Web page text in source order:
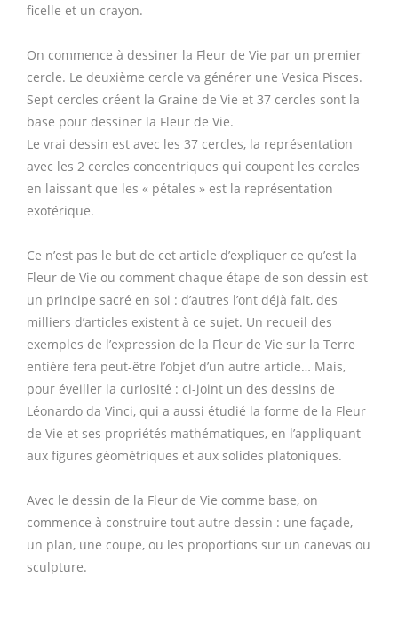
ficelle et un crayon.
On commence à dessiner la Fleur de Vie par un premier
cercle. Le deuxième cercle va générer une Vesica Pisces.
Sept cercles créent la Graine de Vie et 37 cercles sont la
base pour dessiner la Fleur de Vie.
Le vrai dessin est avec les 37 cercles, la représentation
avec les 2 cercles concentriques qui coupent les cercles
en laissant que les « pétales » est la représentation
exotérique.
Ce n’est pas le but de cet article d’expliquer ce qu’est la
Fleur de Vie ou comment chaque étape de son dessin est
un principe sacré en soi : d’autres l’ont déjà fait, des
milliers d’articles existent à ce sujet. Un recueil des
exemples de l’expression de la Fleur de Vie sur la Terre
entière fera peut-être l’objet d’un autre article… Mais,
pour éveiller la curiosité : ci-joint un des dessins de
Léonardo da Vinci, qui a aussi étudié la forme de la Fleur
de Vie et ses propriétés mathématiques, en l’appliquant
aux figures géométriques et aux solides platoniques.
Avec le dessin de la Fleur de Vie comme base, on
commence à construire tout autre dessin : une façade,
un plan, une coupe, ou les proportions sur un canevas ou
sculpture.